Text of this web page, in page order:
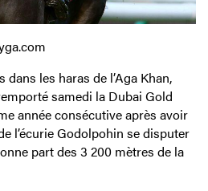
dans les haras de l’Aga Khan,
samedi la Dubai Gold
année consécutive après avoir
l’écurie Godolpohin se disputer
part des 3 200 mètres de la